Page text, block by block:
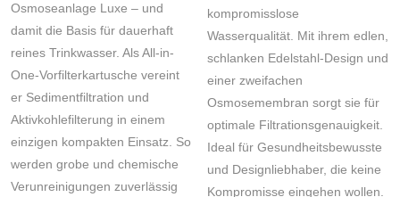
Osmoseanlage Luxe – und
damit die Basis für dauerhaft
reines Trinkwasser. Als All-in-
One-Vorfilterkartusche vereint
er Sedimentfiltration und
Aktivkohlefilterung in einem
einzigen kompakten Einsatz. So
werden grobe und chemische
Verunreinigungen zuverlässig
kompromisslose
Wasserqualität. Mit ihrem edlen,
schlanken Edelstahl-Design und
einer zweifachen
Osmosemembran sorgt sie für
optimale Filtrationsgenauigkeit.
Ideal für Gesundheitsbewusste
und Designliebhaber, die keine
Kompromisse eingehen wollen.